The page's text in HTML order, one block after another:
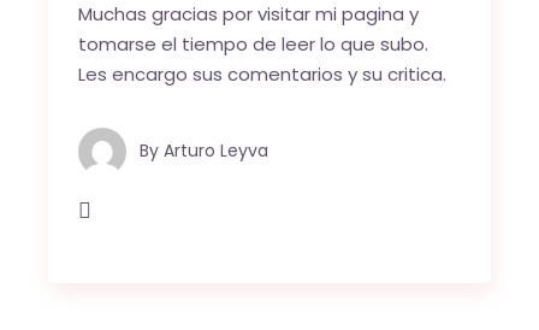
Muchas gracias por visitar mi pagina y
tomarse el tiempo de leer lo que subo.
Les encargo sus comentarios y su critica.
By Arturo Leyva